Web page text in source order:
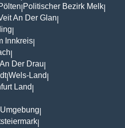
Politischer Bezirk Melk
An Der Glan
Innkreis
Der Drau
|Wels-Land
Land